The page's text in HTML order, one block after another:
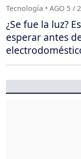
Tecnología • AGO 5 /
¿Se fue la luz?
esperar antes